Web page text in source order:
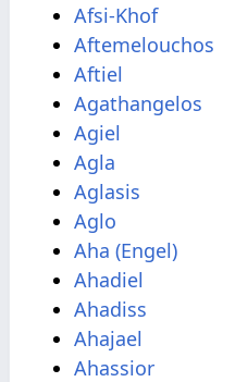
Afsi-Khof
Aftemelouchos
Aftiel
Agathangelos
Agiel
Agla
Aglasis
Aglo
Aha (Engel)
Ahadiel
Ahadiss
Ahajael
Ahassior